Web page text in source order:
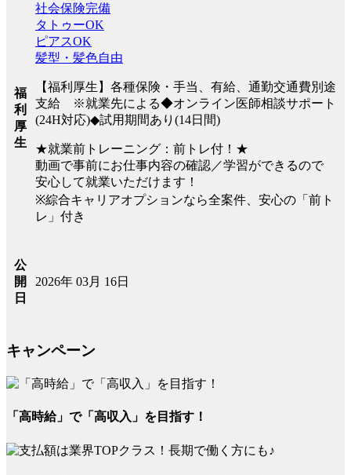
福
利
厚
生
社会保険完備
タトゥーOK
ピアスOK
髪型・髪色自由
【福利厚生】各種保険・手当、有給、通勤交通費別途
支給 ※就業先による◆オンライン医師相談サポート
(24H対応)◆試用期間あり(14日間)
★就業前トレーニング：前トレ付！★
動画で事前にお仕事内容の確認／学習ができるので
安心して就業いただけます！
※綜合キャリアオプションなら全案件、安心の「前ト
レ」付き
公
開
日
2026年 03月 16日
キャンペーン
「高時給」で「高収入」を目指す！